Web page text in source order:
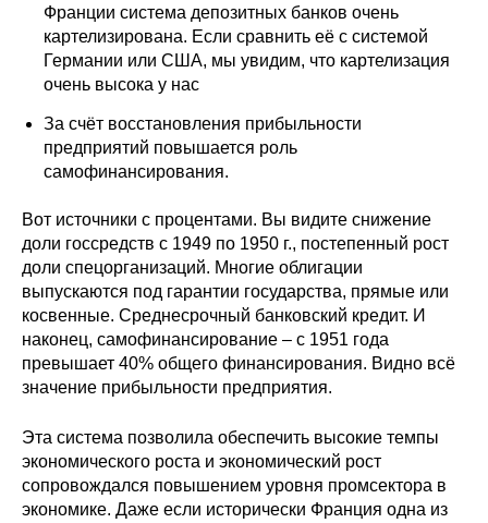
Франции система депозитных банков очень
картелизирована. Если сравнить её с системой
Германии или США, мы увидим, что картелизация
очень высока у нас
За счёт восстановления прибыльности
предприятий повышается роль
самофинансирования.
Вот источники с процентами. Вы видите снижение
доли госсредств с 1949 по 1950 г., постепенный рост
доли спецорганизаций. Многие облигации
выпускаются под гарантии государства, прямые или
косвенные. Среднесрочный банковский кредит. И
наконец, самофинансирование – с 1951 года
превышает 40% общего финансирования. Видно всё
значение прибыльности предприятия.
Эта система позволила обеспечить высокие темпы
экономического роста и экономический рост
сопровождался повышением уровня промсектора в
экономике. Даже если исторически Франция одна из